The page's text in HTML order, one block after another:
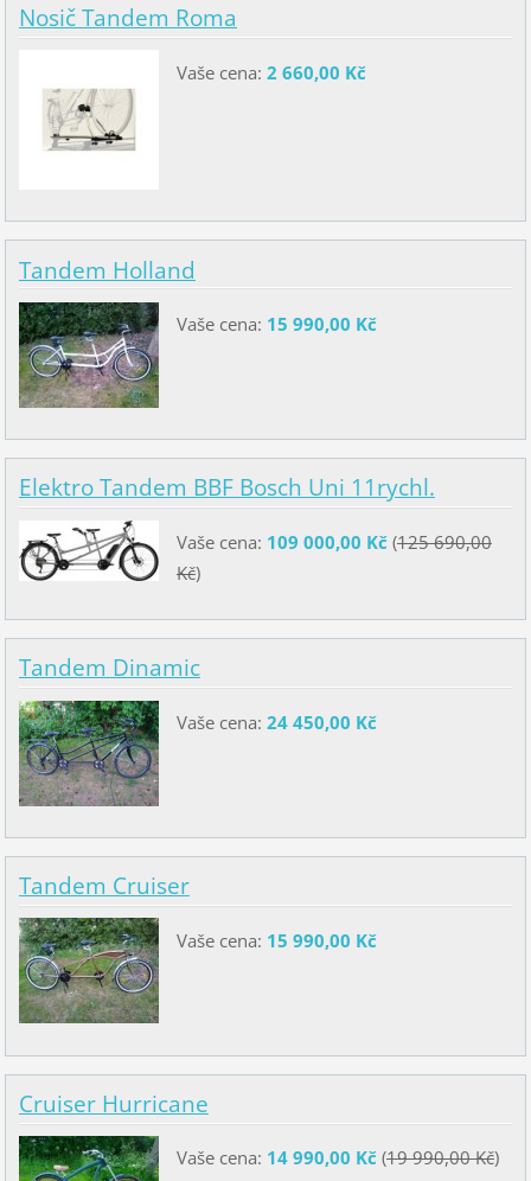
Nosič Tandem Roma
Vaše cena: 2 660,00 Kč
Tandem Holland
Vaše cena: 15 990,00 Kč
Elektro Tandem BBF Bosch Uni 11rychl.
Vaše cena: 109 000,00 Kč(125 690,00
Kč)
Tandem Dinamic
Vaše cena: 24 450,00 Kč
Tandem Cruiser
Vaše cena: 15 990,00 Kč
Cruiser Hurricane
Vaše cena: 14 990,00 Kč(19 990,00 Kč)